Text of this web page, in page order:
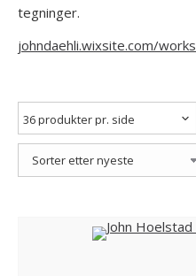
tegninger.
johndaehli.wixsite.com/works